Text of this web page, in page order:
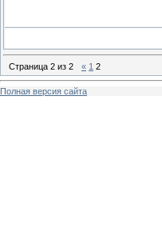
Страница 2 из 2 « 1 2
Полная версия сайта